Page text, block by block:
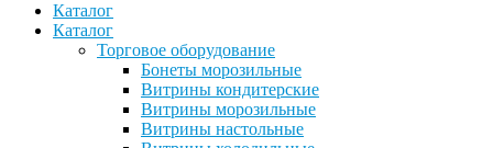
Каталог
Каталог
Торговое оборудование
Бонеты морозильные
Витрины кондитерские
Витрины морозильные
Витрины настольные